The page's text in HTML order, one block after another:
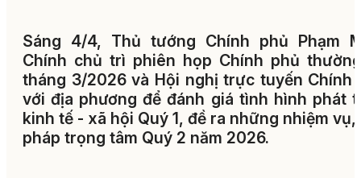
Sáng 4/4, Thủ tướng Chính phủ Phạm
Chính chủ trì phiên họp Chính phủ
tháng 3/2026 và Hội nghị trực tuyến Chính
với địa phương để đánh giá tình hình phát
kinh tế - xã hội Quý 1, đề ra những nhiệm vụ,
pháp trọng tâm Quý 2 năm 2026.